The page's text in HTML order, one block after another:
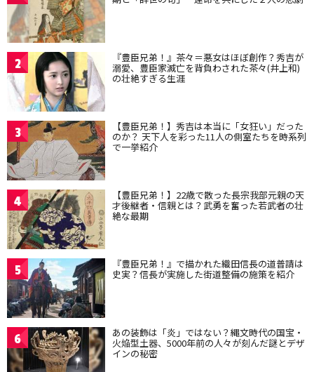
2 『豊臣兄弟！』茶々＝悪女はほぼ創作？秀吉が
溺愛、豊臣家滅亡を背負わされた茶々(井上和)
の壮絶すぎる生涯
3 【豊臣兄弟！】秀吉は本当に「女狂い」だった
のか？ 天下人を彩った11人の側室たちを時系列
で一挙紹介
4 【豊臣兄弟！】22歳で散った長宗我部元親の天
才後継者・信親とは？武勇を奮った若武者の壮
絶な最期
5 『豊臣兄弟！』で描かれた織田信長の道普請は
史実？信長が実施した街道整備の施策を紹介
6 あの装飾は「炎」ではない？縄文時代の国宝・
火焔型土器、5000年前の人々が刻んだ謎とデザ
インの秘密